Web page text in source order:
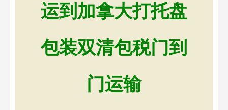
运到加拿大打托盘
包装双清包税门到
门运输